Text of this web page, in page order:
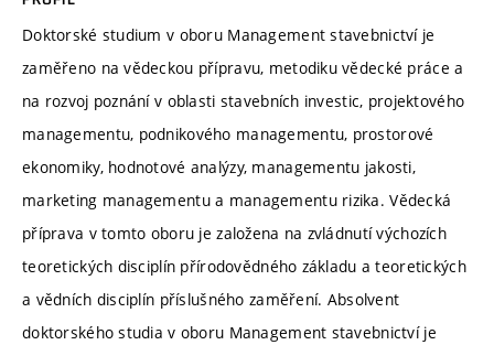
Doktorské studium v oboru Management stavebnictví je
zaměřeno na vědeckou přípravu, metodiku vědecké práce a
na rozvoj poznání v oblasti stavebních investic, projektového
managementu, podnikového managementu, prostorové
ekonomiky, hodnotové analýzy, managementu jakosti,
marketing managementu a managementu rizika. Vědecká
příprava v tomto oboru je založena na zvládnutí výchozích
teoretických disciplín přírodovědného základu a teoretických
a vědních disciplín příslušného zaměření. Absolvent
doktorského studia v oboru Management stavebnictví je